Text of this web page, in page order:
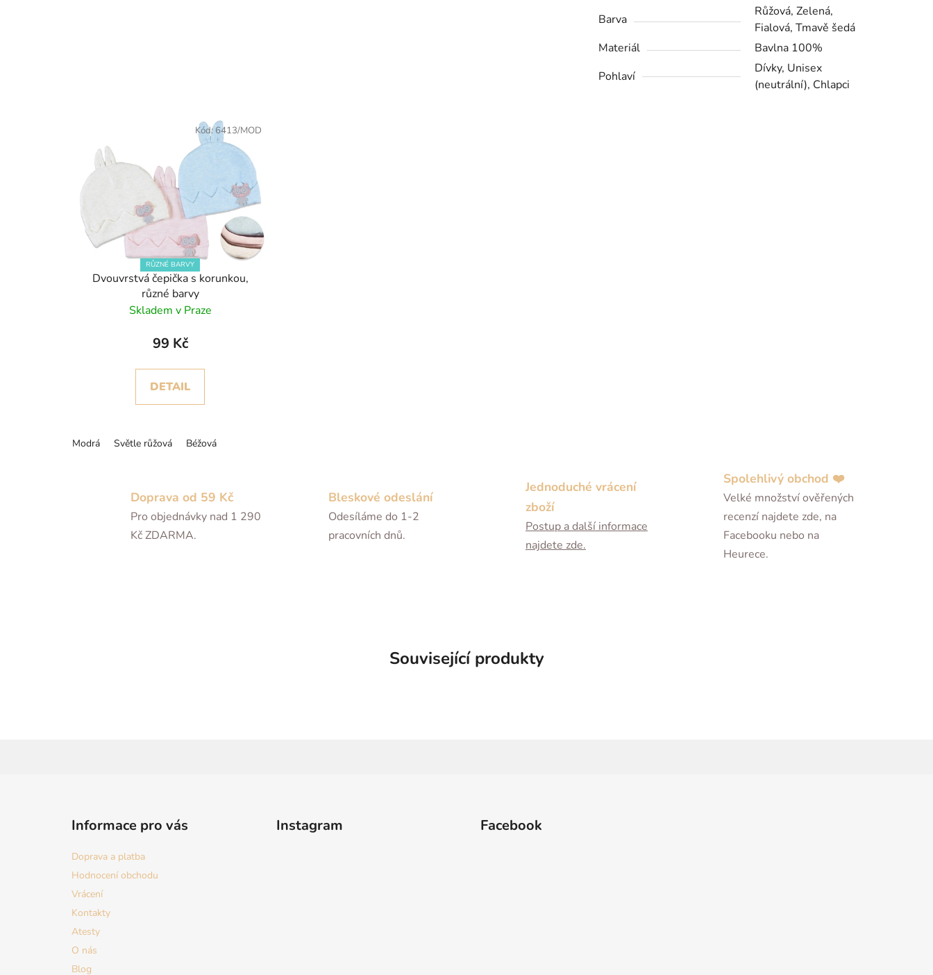
Doprava od 59 Kč
Pro objednávky nad 1 290
Kč ZDARMA.
Bleskové odeslání
Odesíláme do 1-2
pracovních dnů.
Jednoduché vrácení
zboží
Postup a další informace
najdete zde.
Spolehlivý obchod ❤️
Velké množství ověřených
recenzí najdete zde, na
Facebooku nebo na
Heurece.
Barva
Růžová, Zelená,
Fialová, Tmavě šedá
Materiál
Bavlna 100%
Pohlaví
Dívky, Unisex
(neutrální), Chlapci
Související produkty
RŮZNÉ BARVY
Dvouvrstvá čepička s korunkou,
různé barvy
Skladem v Praze
99 Kč
DETAIL
Modrá Světle růžová Béžová
Kód: 6413/MOD
Informace pro vás
Doprava a platba
Hodnocení obchodu
Vrácení
Kontakty
Atesty
O nás
Blog
Instagram Facebook